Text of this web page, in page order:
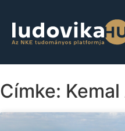
Címke: